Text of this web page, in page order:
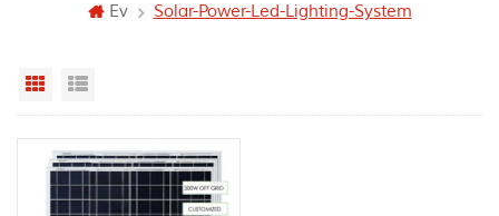
Ev Solar-Power-Led-Lighting-System
Grid View